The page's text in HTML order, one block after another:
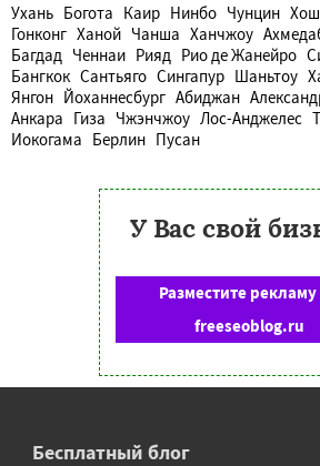
Ухань Богота Каир Нинбо Чунцин
Гонконг Ханой Чанша Ханчжоу
Багдад Ченнаи Рияд Рио де Жанейро
Бангкок Сантьяго Сингапур Шаньтоу
Янгон Йоханнесбург Абиджан
Анкара Гиза Чжэнчжоу Лос-Анджелес
Иокогама Берлин Пусан
У Вас свой
Разместите рекламу
freeseoblog.ru
Бесплатный блог